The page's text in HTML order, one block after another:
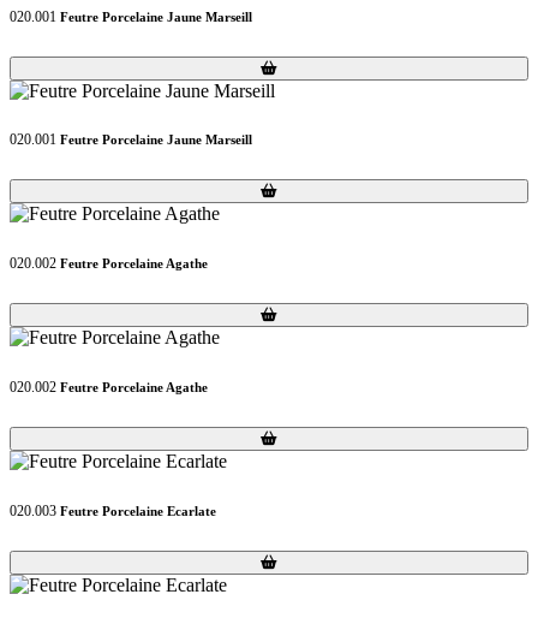
020.001 Feutre Porcelaine Jaune Marseill
Loading...
Loading...
020.001 Feutre Porcelaine Jaune Marseill
Loading...
Loading...
020.002 Feutre Porcelaine Agathe
Loading...
Loading...
020.002 Feutre Porcelaine Agathe
Loading...
Loading...
020.003 Feutre Porcelaine Ecarlate
Loading...
Loading...